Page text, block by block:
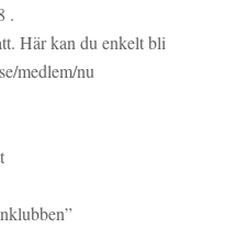
.
Här kan du enkelt bli
medlem/nu